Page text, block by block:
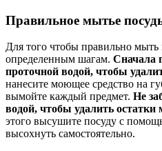
Правильное мытье
Для того чтобы правильно мыть
определенным шагам. Сначала
проточной водой, чтобы
нанесите моющее средство на
вымойте каждый предмет. Не
водой, чтобы удалить остатки
этого высушите посуду с
высохнуть самостоятельно.